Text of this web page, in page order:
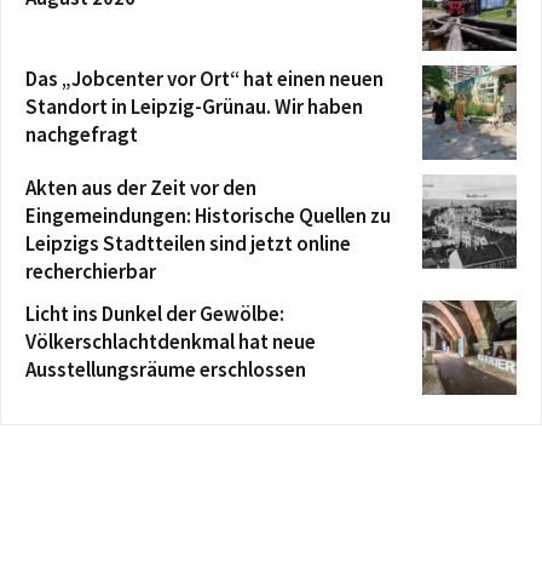
Das „Jobcenter vor Ort“ hat einen neuen
Standort in Leipzig-Grünau. Wir haben
nachgefragt
Akten aus der Zeit vor den
Eingemeindungen: Historische Quellen zu
Leipzigs Stadtteilen sind jetzt online
recherchierbar
Licht ins Dunkel der Gewölbe:
Völkerschlachtdenkmal hat neue
Ausstellungsräume erschlossen